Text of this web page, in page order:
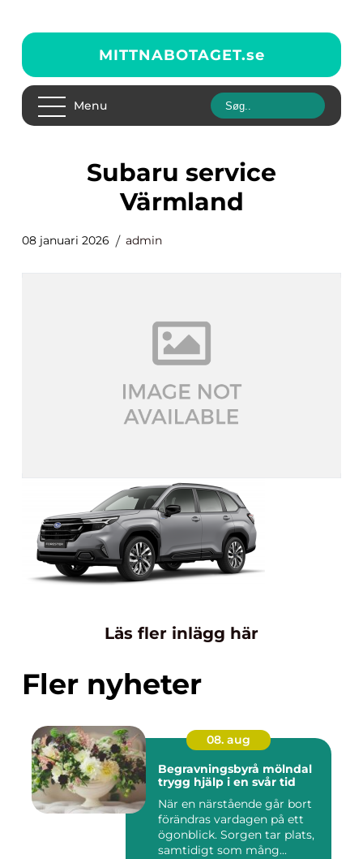
MITTNABOTAGET.se
Menu
Subaru service
Värmland
08 januari 2026 admin
Läs fler inlägg här
Fler nyheter
08. aug
Begravningsbyrå mölndal
trygg hjälp i en svår tid
När en närstående går bort
förändras vardagen på ett
ögonblick. Sorgen tar plats,
samtidigt som mång...